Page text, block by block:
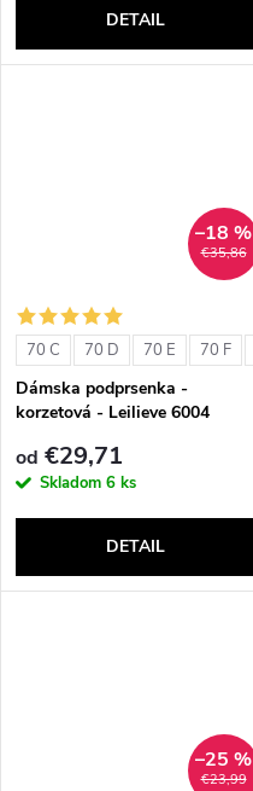
DETAIL
€35,86
–18 %
70 C 70 D 70 E 70 F
Dámska podprsenka -
korzetová - Leilieve 6004
od €29,71
Skladom 6 ks
DETAIL
€23,99
–25 %